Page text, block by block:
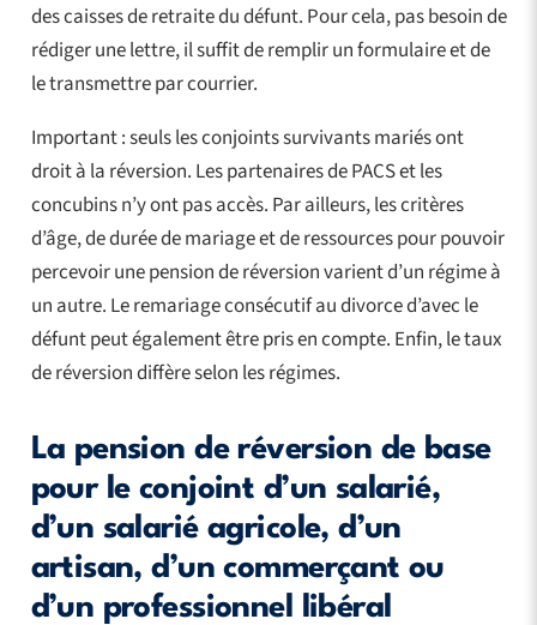
des caisses de retraite du défunt. Pour cela, pas besoin de
rédiger une lettre, il suffit de remplir un formulaire et de
le transmettre par courrier.
Important : seuls les conjoints survivants mariés ont
droit à la réversion. Les partenaires de PACS et les
concubins n’y ont pas accès. Par ailleurs, les critères
d’âge, de durée de mariage et de ressources pour pouvoir
percevoir une pension de réversion varient d’un régime à
un autre. Le remariage consécutif au divorce d’avec le
défunt peut également être pris en compte. Enfin, le taux
de réversion diffère selon les régimes.
La pension de réversion de base
pour le conjoint d’un salarié,
d’un salarié agricole, d’un
artisan, d’un commerçant ou
d’un professionnel libéral